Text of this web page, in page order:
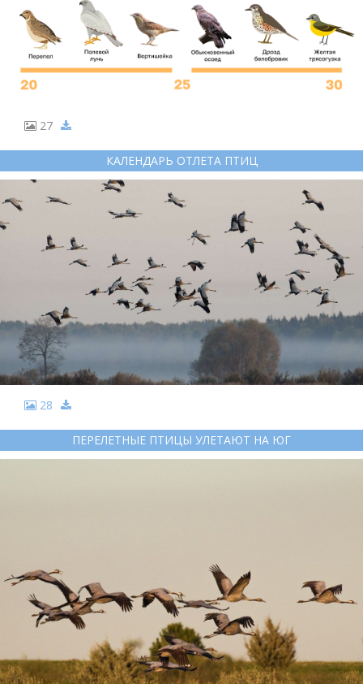
27
КАЛЕНДАРЬ ОТЛЕТА ПТИЦ
28
ПЕРЕЛЕТНЫЕ ПТИЦЫ УЛЕТАЮТ НА ЮГ